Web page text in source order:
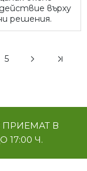
върху
решения.
5
В
17:00 Ч.